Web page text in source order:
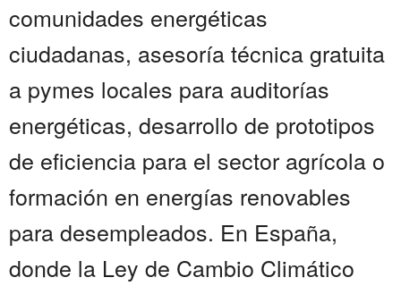
comunidades energéticas
ciudadanas, asesoría técnica gratuita
a pymes locales para auditorías
energéticas, desarrollo de prototipos
de eficiencia para el sector agrícola o
formación en energías renovables
para desempleados. En España,
donde la Ley de Cambio Climático